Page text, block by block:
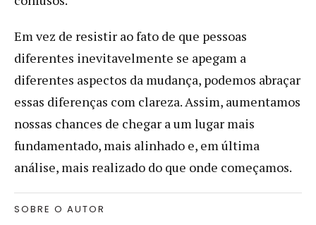
Em vez de resistir ao fato de que pessoas
diferentes inevitavelmente se apegam a
diferentes aspectos da mudança, podemos abraçar
essas diferenças com clareza. Assim, aumentamos
nossas chances de chegar a um lugar mais
fundamentado, mais alinhado e, em última
análise, mais realizado do que onde começamos.
SOBRE O AUTOR